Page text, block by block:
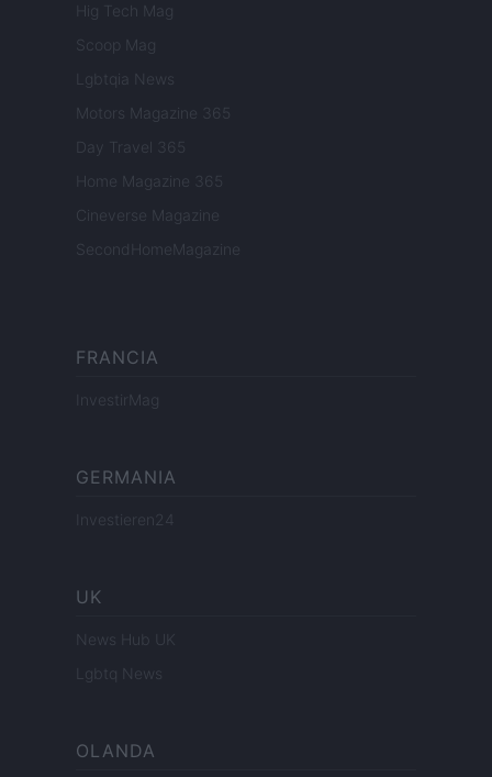
Hig Tech Mag
Scoop Mag
Lgbtqia News
Motors Magazine 365
Day Travel 365
Home Magazine 365
Cineverse Magazine
SecondHomeMagazine
FRANCIA
InvestirMag
GERMANIA
Investieren24
UK
News Hub UK
Lgbtq News
OLANDA